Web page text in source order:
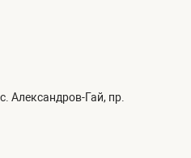
Александров-Гай, пр.